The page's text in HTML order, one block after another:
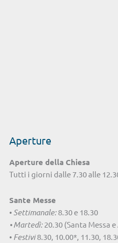
Aperture
Aperture della Chiesa
Tutti i giorni dalle 7.30 alle
Sante Messe
• Settimanale:8.30 e 18.30
• Martedì:20.30 (Santa Messa
• Festivi8.30, 10.00*, 11.30,